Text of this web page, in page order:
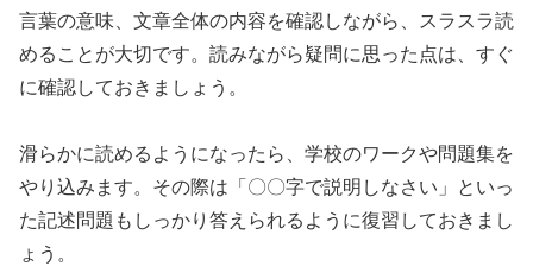
言葉の意味、文章全体の内容を確認しながら、スラスラ読
めることが大切です。読みながら疑問に思った点は、すぐ
に確認しておきましょう。
滑らかに読めるようになったら、学校のワークや問題集を
やり込みます。その際は「〇〇字で説明しなさい」といっ
た記述問題もしっかり答えられるように復習しておきまし
ょう。